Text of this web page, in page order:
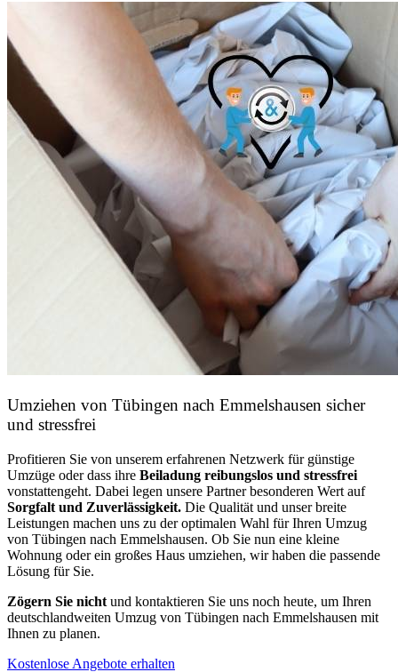
Umziehen von Tübingen nach Emmelshausen sicher
und stressfrei
Profitieren Sie von unserem erfahrenen Netzwerk für günstige
Umzüge oder dass ihre Beiladung reibungslos und stressfrei
vonstattengeht. Dabei legen unsere Partner besonderen Wert auf
Sorgfalt und Zuverlässigkeit. Die Qualität und unser breite
Leistungen machen uns zu der optimalen Wahl für Ihren Umzug
von Tübingen nach Emmelshausen. Ob Sie nun eine kleine
Wohnung oder ein großes Haus umziehen, wir haben die passende
Lösung für Sie.
Zögern Sie nicht und kontaktieren Sie uns noch heute, um Ihren
deutschlandweiten Umzug von Tübingen nach Emmelshausen mit
Ihnen zu planen.
Kostenlose Angebote erhalten